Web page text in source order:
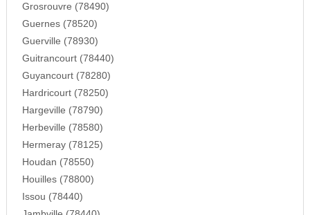
Grosrouvre (78490)
Guernes (78520)
Guerville (78930)
Guitrancourt (78440)
Guyancourt (78280)
Hardricourt (78250)
Hargeville (78790)
Herbeville (78580)
Hermeray (78125)
Houdan (78550)
Houilles (78800)
Issou (78440)